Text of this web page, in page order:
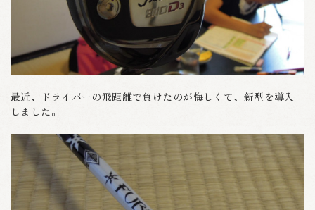
最近、ドライバーの飛距離で負けたのが悔しくて、新型を導入
しました。